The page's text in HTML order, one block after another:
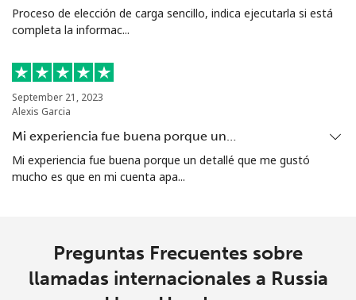
Proceso de elección de carga sencillo, indica ejecutarla si está
completa la informac...
September 21, 2023
Alexis Garcia
Mi experiencia fue buena porque un…
Mi experiencia fue buena porque un detallé que me gustó
mucho es que en mi cuenta apa...
Preguntas Frecuentes sobre
llamadas internacionales a Russia